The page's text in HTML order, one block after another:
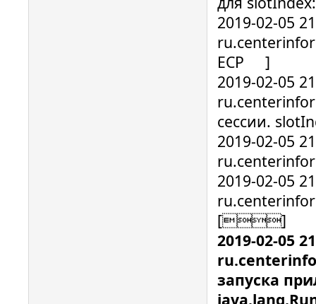
2019-02-05
ECP ]
2019-02-05
сессии.
2019-02-05
2019-02-05
[]
2019-02-05
запуска